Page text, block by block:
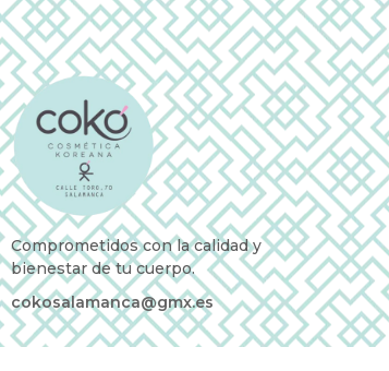
Comprometidos con la calidad y
bienestar de tu cuerpo.
cokosalamanca@gmx.es